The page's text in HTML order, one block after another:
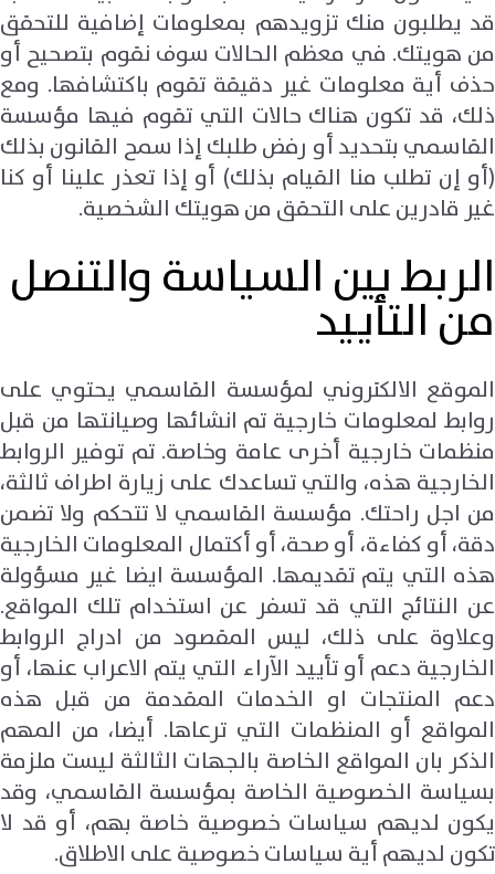
قد يطلبون منك تزويدهم بمعلومات إضافية للتحقق
من هويتك. في معظم الحالات سوف نقوم بتصحيح أو
حذف أية معلومات غير دقيقة تقوم باكتشافها. ومع
ذلك، قد تكون هناك حالات التي تقوم فيها مؤسسة
القاسمي بتحديد أو رفض طلبك إذا سمح القانون بذلك
(أو إن تطلب منا القيام بذلك) أو إذا تعذر علينا أو كنا
غير قادرين على التحقق من هويتك الشخصية.
الربط بين السياسة والتنصل
من التأييد
الموقع الالكتروني لمؤسسة القاسمي يحتوي على
روابط لمعلومات خارجية تم انشائها وصيانتها من قبل
منظمات خارجية أخرى عامة وخاصة. تم توفير الروابط
الخارجية هذه، والتي تساعدك على زيارة اطراف ثالثة،
من اجل راحتك. مؤسسة القاسمي لا تتحكم ولا تضمن
دقة، أو كفاءة، أو صحة، أو أكتمال المعلومات الخارجية
هذه التي يتم تقديمها. المؤسسة ايضا غير مسؤولة
عن النتائج التي قد تسفر عن استخدام تلك المواقع.
وعلاوة على ذلك، ليس المقصود من ادراج الروابط
الخارجية دعم أو تأييد الآراء التي يتم الاعراب عنها، أو
دعم المنتجات او الخدمات المقدمة من قبل هذه
المواقع أو المنظمات التي ترعاها. أيضا، من المهم
الذكر بان المواقع الخاصة بالجهات الثالثة ليست ملزمة
بسياسة الخصوصية الخاصة بمؤسسة القاسمي، وقد
يكون لديهم سياسات خصوصية خاصة بهم، أو قد لا
تكون لديهم أية سياسات خصوصية على الاطلاق.